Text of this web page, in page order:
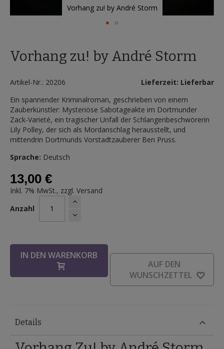
Vorhang zu! by André Storm
der
Vorhang zu! by André Storm
Artikel-Nr.: 20206
Lieferzeit: Lieferbar
Ein spannender Kriminalroman, geschrieben von einem
Zauberkünstler: Mysteriöse Sabotageakte im Dortmunder
Zack-Varieté, ein tragischer Unfall der Schlangenbeschwörerin
Lily Polley, der sich als Mordanschlag herausstellt, und
mittendrin Dortmunds Vorstadtzauberer Ben Pruss.
Sprache: Deutsch
13,00 €
Inkl. 7% MwSt., zzgl. Versand
Anzahl
IN DEN WARENKORB
AUF DEN
WUNSCHZETTEL
Details